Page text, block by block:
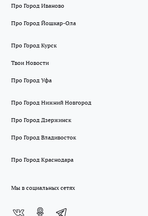
Про Город Иваново
Про Город Йошкар-Ола
Про Город Курск
Твои Новости
Про Город Уфа
Про Город Нижний Новгород
Про Город Дзержинск
Про Город Владивосток
Про Город Краснодара
Мы в социальных сетях